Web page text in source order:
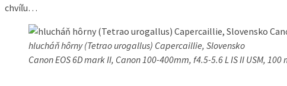
chvíľu…
hlucháň hôrny (Tetrao urogallus) Capercaillie, Slovensko
Canon EOS 6D mark II, Canon 100-400mm, f4.5-5.6 L IS II USM,